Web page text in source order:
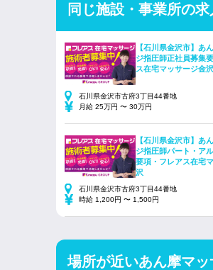
同じ施設・事業所の求
【石川県金沢市】あ
ジ指圧師正社員募集
ス在宅マッサージ金沢
石川県金沢市古府3丁目44番地
月給 25万円 〜 30万円
【石川県金沢市】あ
ジ指圧師パート・ア
要項・フレアス在宅
沢
石川県金沢市古府3丁目44番地
時給 1,200円 〜 1,500円
場所が近いあん摩マッ